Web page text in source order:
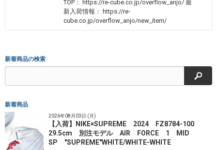
TOP： https://re-cube.co.jp/overflow_anjo/ 最
新入荷情報： https://re-
cube.co.jp/overflow_anjo/new_item/
新着商品の検索
検索
新着商品
2026年08月03日 (月)
【入荷】NIKE×SUPREME 2024 FZ8784-100
29.5cm 別注モデル AIR FORCE 1 MID
SP "SUPREME"WHITE/WHITE-WHITE